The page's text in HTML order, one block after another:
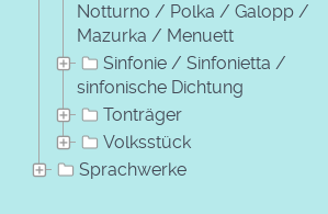
Notturno / Polka / Galopp /
Mazurka / Menuett
Sinfonie / Sinfonietta /
sinfonische Dichtung
Tonträger
Volksstück
Sprachwerke